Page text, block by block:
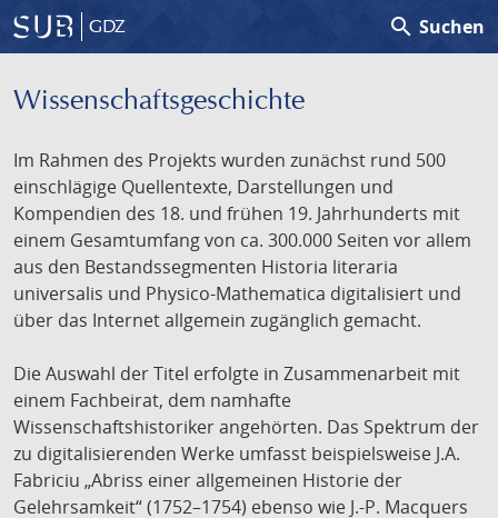
GDZ search Suchen
Wissenschafts­geschichte
Im Rahmen des Projekts wurden zunächst rund 500
einschlägige Quellentexte, Darstellungen und
Kompendien des 18. und frühen 19. Jahrhunderts mit
einem Gesamtumfang von ca. 300.000 Seiten vor allem
aus den Bestandssegmenten Historia literaria
universalis und Physico-Mathematica digitalisiert und
über das Internet allgemein zugänglich gemacht.
Die Auswahl der Titel erfolgte in Zusammenarbeit mit
einem Fachbeirat, dem namhafte
Wissenschaftshistoriker angehörten. Das Spektrum der
zu digitalisierenden Werke umfasst beispielsweise J.A.
Fabriciu „Abriss einer allgemeinen Historie der
Gelehrsamkeit“ (1752–1754) ebenso wie J.-P. Macquers